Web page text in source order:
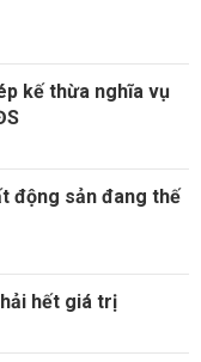
kế thừa nghĩa vụ
động sản đang thế
hết giá trị